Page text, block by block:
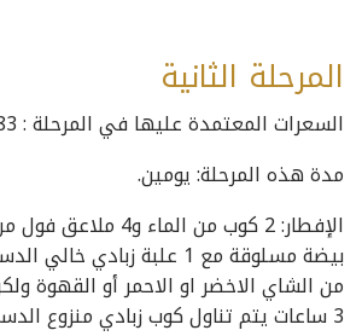
المرحلة الثانية
السعرات المعتمدة عليها في المرحلة : 983 سعر حراري.
مدة هذه المرحلة: يومين.
الإفطار: 2 كوب من الماء
من الشاي الاخضر او الاحمر أو القهوة
3 ساعات يتم تناول كوب زبادي منزوع الدسم.